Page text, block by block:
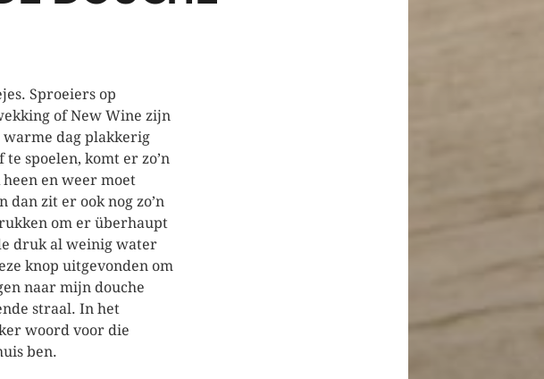
Sproeiers op
of New Wine zijn
warme dag plakkerig
spoelen, komt er zo’n
en weer moet
dan zit er ook nog zo’n
om er überhaupt
druk al weinig water
knop uitgevonden om
naar mijn douche
straal. In het
woord voor die
ben.